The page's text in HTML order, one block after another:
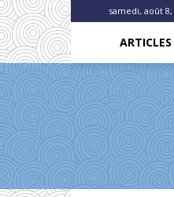
samedi, août 8,
ARTICLES